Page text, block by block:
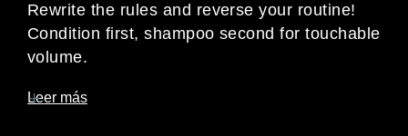
Rewrite the rules and reverse your routine!
Condition first, shampoo second for touchable
volume.
Leer más